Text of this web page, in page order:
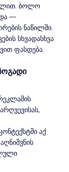
ბოლო
—
ნაწილში.
სხვადასხვა
ფასდება.
აქ